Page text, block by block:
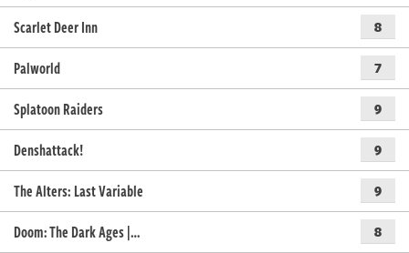
Scarlet Deer Inn
8
Palworld 7
Splatoon Raiders 9
Denshattack! 9
The Alters: Last Variable 9
Doom: The Dark Ages |… 8